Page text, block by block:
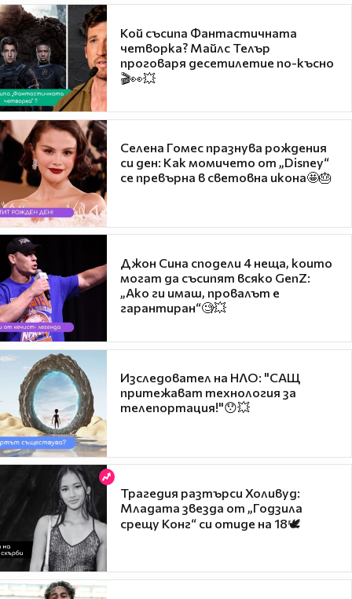
Кой съсипа Фантастичната
четворка? Майлс Телър
проговаря десетилетие по-късно
🎬👀💥
Селена Гомес празнува рождения
си ден: Как момичето от „Disney“
се превърна в световна икона🤩🎂
Джон Сина сподели 4 неща, които
могат да съсипят всяко GenZ:
„Ако ги имаш, провалът е
гарантиран“🧐💥
Изследовател на НЛО: "САЩ
притежават технология за
телепортация!"😯💥
Трагедия разтърси Холивуд:
Младата звезда от „Годзила
срещу Конг“ си отиде на 18🕊️